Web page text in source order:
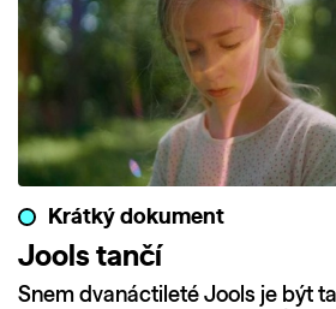
Krátký dokument
Jools tančí
Snem dvanáctileté Jools je být